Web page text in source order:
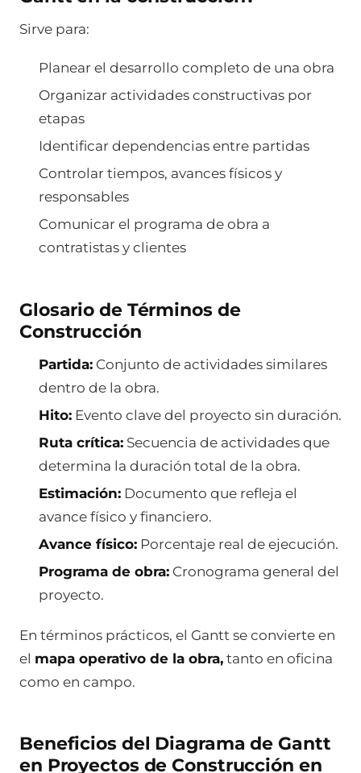
Sirve para:
Planear el desarrollo completo de una obra
Organizar actividades constructivas por
etapas
Identificar dependencias entre partidas
Controlar tiempos, avances físicos y
responsables
Comunicar el programa de obra a
contratistas y clientes
Glosario de Términos de
Construcción
Partida:Conjunto de actividades similares
dentro de la obra.
Hito:Evento clave del proyecto sin duración.
Ruta crítica:Secuencia de actividades que
determina la duración total de la obra.
Estimación:Documento que refleja el
avance físico y financiero.
Avance físico:Porcentaje real de ejecución.
Programa de obra:Cronograma general del
proyecto.
En términos prácticos, el Gantt se convierte en
el mapa operativo de la obra, tanto en oficina
como en campo.
Beneficios del Diagrama de Gantt
en Proyectos de Construcción en